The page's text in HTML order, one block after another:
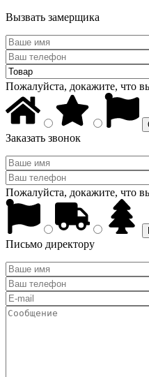
Вызвать замерщика
Пожалуйста, докажите, что
Заказать звонок
Пожалуйста, докажите, что
Письмо директору